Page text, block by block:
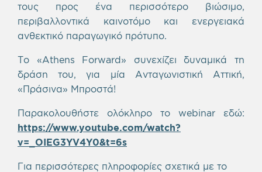
τους προς ένα περισσότερο βιώσιμο,
περιβαλλοντικά καινοτόμο και ενεργειακά
ανθεκτικό παραγωγικό πρότυπο.
Το «Athens Forward» συνεχίζει δυναμικά τη
δράση του, για μία Ανταγωνιστική Αττική,
«Πράσινα» Μπροστά!
Παρακολουθήστε ολόκληρο το webinar εδώ:
https://www.youtube.com/watch?
v=_OIEG3YV4Y0&t=6s
Για περισσότερες πληροφορίες σχετικά με το